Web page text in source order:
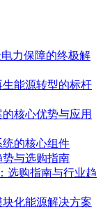
力保障的终极解
能源转型的标杆
核心优势与应用
的核心组件
与选购指南
选购指南与行业趋
化能源解决方案